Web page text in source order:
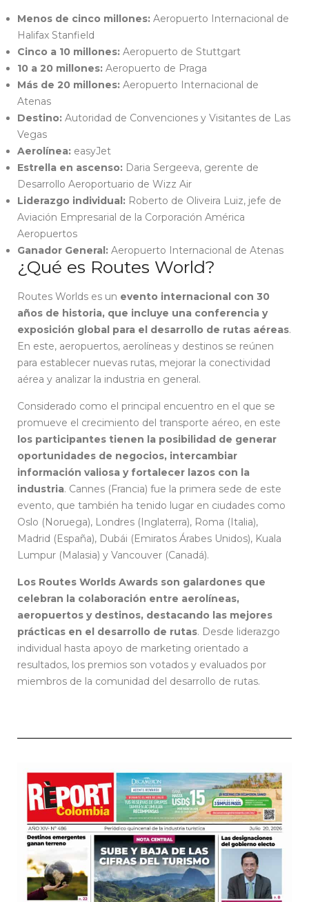
Menos de cinco millones: Aeropuerto Internacional de
Halifax Stanfield
Cinco a 10 millones: Aeropuerto de Stuttgart
10 a 20 millones: Aeropuerto de Praga
Más de 20 millones: Aeropuerto Internacional de
Atenas
Destino: Autoridad de Convenciones y Visitantes de Las
Vegas
Aerolínea: easyJet
Estrella en ascenso: Daria Sergeeva, gerente de
Desarrollo Aeroportuario de Wizz Air
Liderazgo individual: Roberto de Oliveira Luiz, jefe de
Aviación Empresarial de la Corporación América
Aeropuertos
Ganador General: Aeropuerto Internacional de Atenas
¿Qué es Routes World?
Routes Worlds es un evento internacional con 30
años de historia, que incluye una conferencia y
exposición global para el desarrollo de rutas aéreas.
En este, aeropuertos, aerolíneas y destinos se reúnen
para establecer nuevas rutas, mejorar la conectividad
aérea y analizar la industria en general.
Considerado como el principal encuentro en el que se
promueve el crecimiento del transporte aéreo, en este
los participantes tienen la posibilidad de generar
oportunidades de negocios, intercambiar
información valiosa y fortalecer lazos con la
industria. Cannes (Francia) fue la primera sede de este
evento, que también ha tenido lugar en ciudades como
Oslo (Noruega), Londres (Inglaterra), Roma (Italia),
Madrid (España), Dubái (Emiratos Árabes Unidos), Kuala
Lumpur (Malasia) y Vancouver (Canadá).
Los Routes Worlds Awards son galardones que
celebran la colaboración entre aerolíneas,
aeropuertos y destinos, destacando las mejores
prácticas en el desarrollo de rutas. Desde liderazgo
individual hasta apoyo de marketing orientado a
resultados, los premios son votados y evaluados por
miembros de la comunidad del desarrollo de rutas.